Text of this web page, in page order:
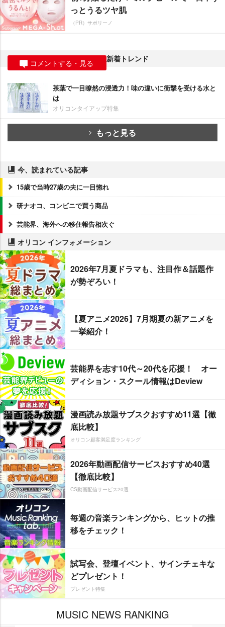
っとうるツヤ肌
（PR）サボリーノ
コメントする・見る 新着トレンド
茶葉で一目瞭然の浸透力！味の違いに衝撃を受ける水と
は
オリコンタイアップ特集
もっと見る
今、読まれている記事
15歳で当時27歳の夫に一目惚れ
研ナオコ、コンビニで買う商品
芸能界、海外への移住報告相次ぐ
オリコン インフォメーション
2026年7月夏ドラマも、注目作＆話題作
が勢ぞろい！
【夏アニメ2026】7月期夏の新アニメを
一挙紹介！
芸能界を志す10代～20代を応援！ オー
ディション・スクール情報はDeview
漫画読み放題サブスクおすすめ11選【徹
底比較】
オリコン顧客満足度ランキング
2026年動画配信サービスおすすめ40選
【徹底比較】
CS動画配信サービス20選
毎週の音楽ランキングから、ヒットの推
移をチェック！
試写会、登壇イベント、サインチェキな
どプレゼント！
プレゼント特集
MUSIC NEWS RANKING